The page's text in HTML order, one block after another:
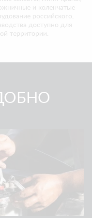
и коленчатые
российского,
доступно для
территории.